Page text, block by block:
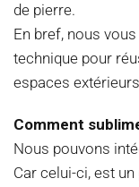
de pierre.
En bref, nous
technique pour
espaces
Comment
Nous pouvons
Car celui-ci, est